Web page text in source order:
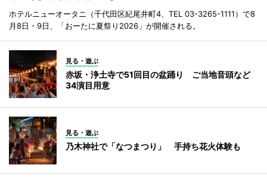
ホテルニューオータニ（千代田区紀尾井町4、TEL 03-3265-1111）で8
月8日・9日、「おーたに夏祭り2026」が開催される。
見る・遊ぶ
赤坂・浄土寺で51回目の盆踊り ご当地音頭など
34演目用意
見る・遊ぶ
乃木神社で「なつまつり」 手持ち花火体験も